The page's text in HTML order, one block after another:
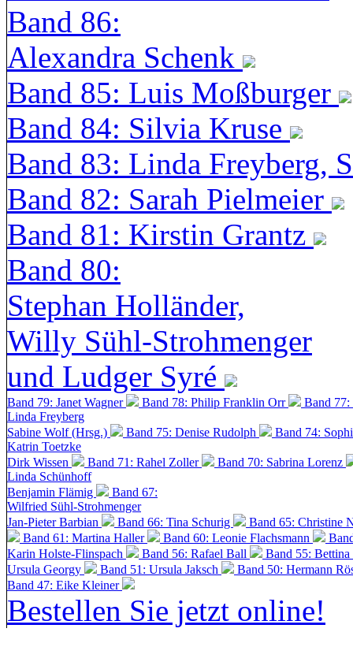
Band 86:
Alexandra Schenk
Band 85: Luis Moßburger
Band 84: Silvia Kruse
Band 83: Linda Freyberg,
Band 82: Sarah Pielmeier
Band 81: Kirstin Grantz
Band 80:
Stephan Holländer,
Willy Sühl-Strohmenger
und Ludger Syré
Band 79: Janet Wagner Band 78: Philip Franklin Orr
Band
Linda Freyberg
Sabine Wolf (Hrsg.)
Band 75: Denise Rudolph
Band 74:
Katrin Toetzke
Dirk Wissen
Band 71: Rahel Zoller
Band 70: Sabrina Lorenz
Linda Schünhoff
Benjamin Flämig
Band 67:
Wilfried Sühl-Strohmenger
Jan-Pieter Barbian
Band 66: Tina Schurig
Band 65: Christine
Band 61: Martina Haller
Band 60: Leonie Flachsmann
Karin Holste-Flinspach
Band 56: Rafael Ball
Band 55:
Ursula Georgy
Band 51: Ursula Jaksch Band 50: Hermann
Band 47: Eike Kleiner
Bestellen Sie jetzt online!